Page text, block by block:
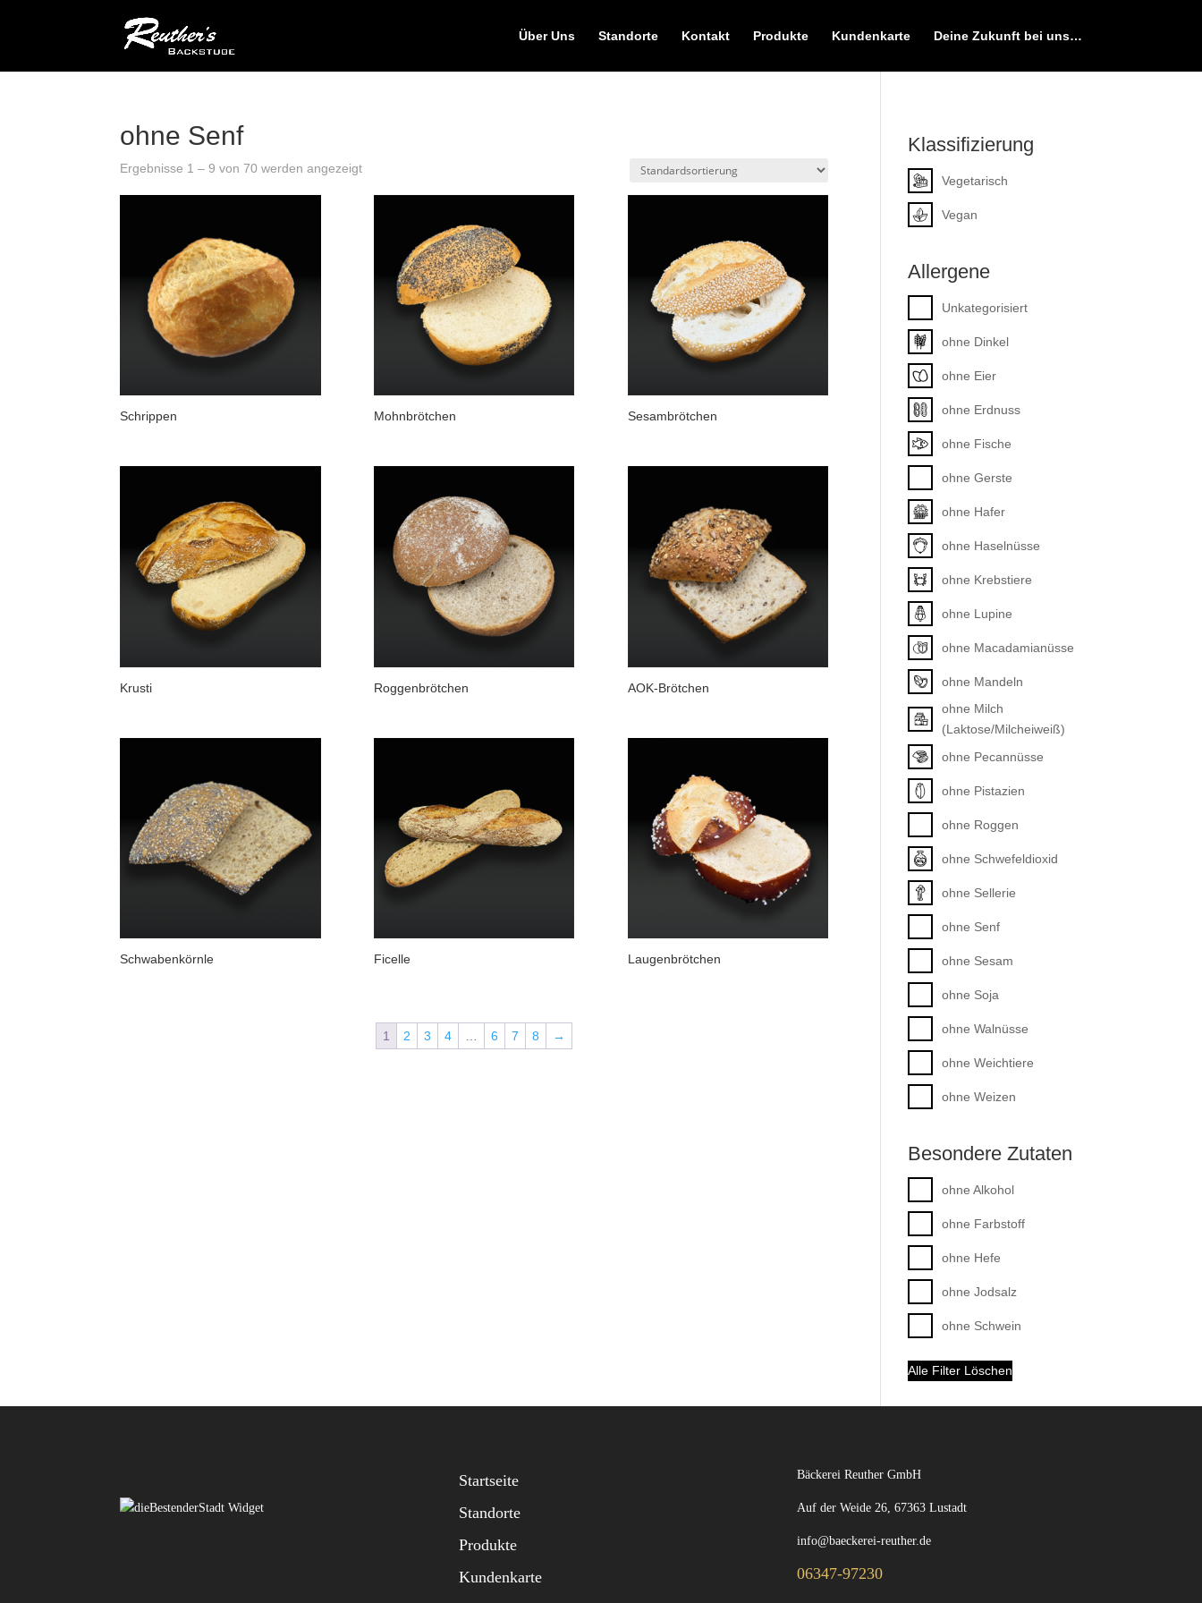
Über Uns Standorte Kontakt Produkte Kundenkarte Deine Zukunft bei uns…
ohne Senf
Ergebnisse 1 – 9 von 70 werden angezeigt
Schrippen Mohnbrötchen Sesambrötchen
Krusti Roggenbrötchen AOK-Brötchen
Schwabenkörnle Ficelle Laugenbrötchen
1 2 3 4 6 7 8 →
Klassifizierung
Vegetarisch
Vegan
Allergene
Unkategorisiert
ohne Dinkel
ohne Eier
ohne Erdnuss
ohne Fische
ohne Gerste
ohne Hafer
ohne Haselnüsse
ohne Krebstiere
ohne Lupine
ohne Macadamianüsse
ohne Mandeln
ohne Milch
(Laktose/Milcheiweiß)
ohne Pecannüsse
ohne Pistazien
ohne Roggen
ohne Schwefeldioxid
ohne Sellerie
ohne Senf
ohne Sesam
ohne Soja
ohne Walnüsse
ohne Weichtiere
ohne Weizen
Besondere Zutaten
ohne Alkohol
ohne Farbstoff
ohne Hefe
ohne Jodsalz
ohne Schwein
Alle Filter Löschen
Startseite
Standorte
Produkte
Kundenkarte
Bäckerei Reuther GmbH
Auf der Weide 26, 67363 Lustadt
info@baeckerei-reuther.de
06347-97230